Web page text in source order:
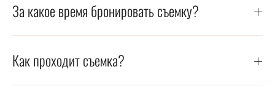
За какое время бронировать съемку?
Как проходит съемка?